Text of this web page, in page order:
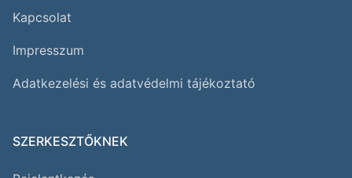
Kapcsolat
Impresszum
Adatkezelési és adatvédelmi tájékoztató
SZERKESZTŐKNEK